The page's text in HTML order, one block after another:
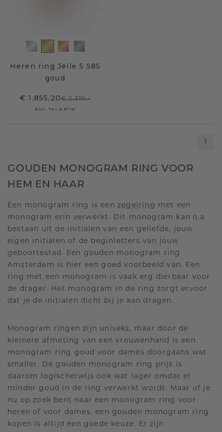
Heren ring Jelle 5 585
goud
€ 1.855,20€ 2.319,-
Excl. Tax & BTW
1
GOUDEN MONOGRAM RING VOOR
HEM EN HAAR
Een monogram ring is een zegelring met een
monogram erin verwerkt. Dit monogram kan o.a.
bestaan uit de initialen van een geliefde, jouw
eigen initialen of de beginletters van jouw
geboortestad. Een gouden monogram ring
Amsterdam is hier een goed voorbeeld van. Een
ring met een monogram is vaak erg dierbaar voor
de drager. Het monogram in de ring zorgt ervoor
dat je de initialen dicht bij je kan dragen.
Monogram ringen zijn uniseks, maar door de
kleinere afmeting van een vrouwenhand is een
monogram ring goud voor dames doorgaans wat
smaller. De gouden monogram ring prijs is
daarom logischerwijs ook wat lager omdat er
minder goud in de ring verwerkt wordt. Maar of je
nu op zoek bent naar een monogram ring voor
heren of voor dames, een gouden monogram ring
kopen is altijd een goede keuze. Er zijn